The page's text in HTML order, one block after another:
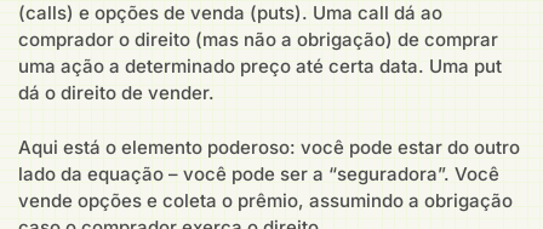
(calls) e opções de venda (puts). Uma call dá ao
comprador o direito (mas não a obrigação) de comprar
uma ação a determinado preço até certa data. Uma put
dá o direito de vender.
Aqui está o elemento poderoso: você pode estar do outro
lado da equação – você pode ser a “seguradora”. Você
vende opções e coleta o prêmio, assumindo a obrigação